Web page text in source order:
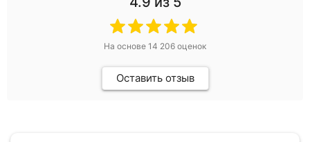
На основе 14 206 оценок
Оставить отзыв